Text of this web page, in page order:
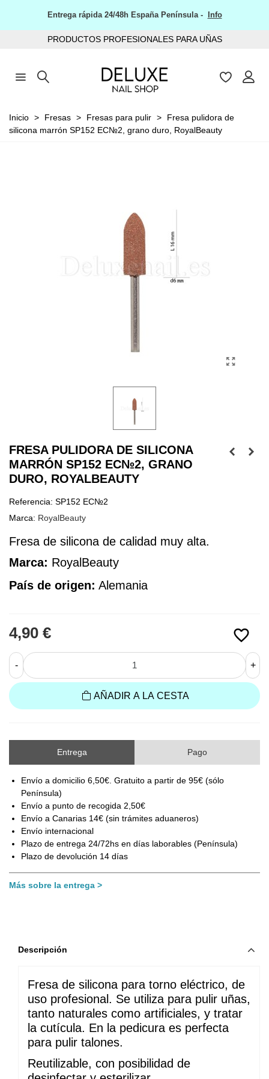
Entrega rápida 24/48h España Península - Info
PRODUCTOS PROFESIONALES PARA UÑAS
Inicio > Fresas > Fresas para pulir >
Fresa pulidora de
silicona marrón SP152 EC№2, grano duro, RoyalBeauty
FRESA PULIDORA DE SILICONA
MARRÓN SP152 EC№2, GRANO
DURO, ROYALBEAUTY
Referencia: SP152 EC№2
Marca: RoyalBeauty
Fresa de silicona de calidad muy alta.
Marca: RoyalBeauty
País de origen: Alemania
favorite_border
4,90 €
- +
AÑADIR A LA CESTA
Entrega Pago
Envío a domicilio 6,50€. Gratuito a partir de 95€ (sólo
Península)
Envío a punto de recogida 2,50€
Envío a Canarias 14€ (sin trámites aduaneros)
Envío internacional
Plazo de entrega 24/72hs en días laborables (Península)
Plazo de devolución 14 días
Más sobre la entrega
Descripción
Fresa de silicona para torno eléctrico, de
uso profesional. Se utiliza para pulir uñas,
tanto naturales como artificiales, y tratar
la cutícula. En la pedicura es perfecta
para pulir talones.
Reutilizable, con posibilidad de